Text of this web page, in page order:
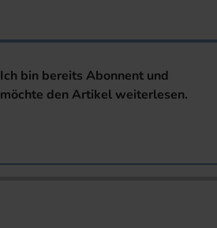
Ich bin bereits Abonnent und
möchte den Artikel weiterlesen.